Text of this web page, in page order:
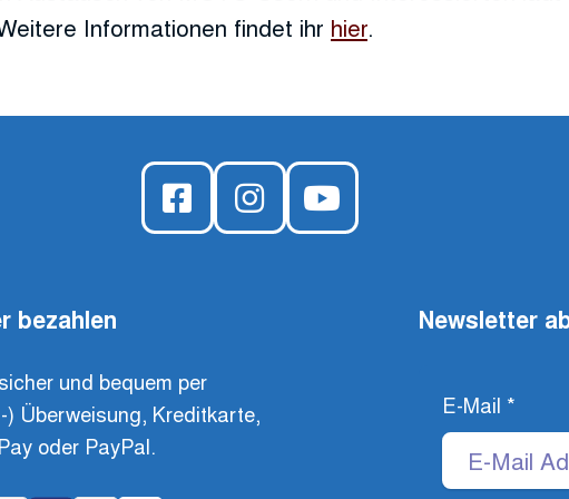
Informationen findet ihr hier.
bezahlen
und bequem per
) Überweisung, Kreditkarte,
oder PayPal.
Newsletter
E-Mail *